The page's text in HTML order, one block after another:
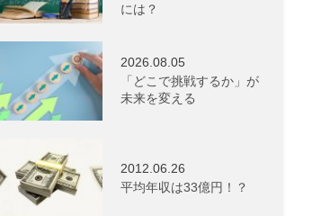
には？
2026.08.05
「どこで挑戦するか」が
未来を変える
2012.06.26
平均年収は33億円！？